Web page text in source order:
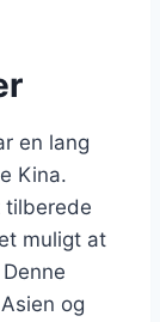
en lang
Kina.
tilberede
muligt at
og